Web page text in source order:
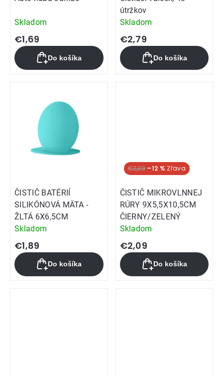
Skladom
€1,69
Do košíka
útržkov
Skladom
€2,79
Do košíka
ČISTIČ BATÉRIÍ
SILIKÓNOVÁ MÄTA -
ŽLTÁ 6X6,5CM
Skladom
€1,89
Do košíka
€2,39 –12 %
ČISTIČ MIKROVLNNEJ
RÚRY 9X5,5X10,5CM
ČIERNY/ZELENÝ
Skladom
€2,09
Do košíka